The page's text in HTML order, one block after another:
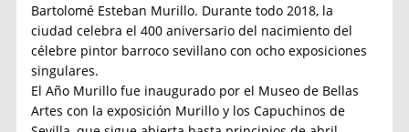
Bartolomé Esteban Murillo. Durante todo 2018, la
ciudad celebra el 400 aniversario del nacimiento del
célebre pintor barroco sevillano con ocho exposiciones
singulares.
El Año Murillo fue inaugurado por el Museo de Bellas
Artes con la exposición Murillo y los Capuchinos de